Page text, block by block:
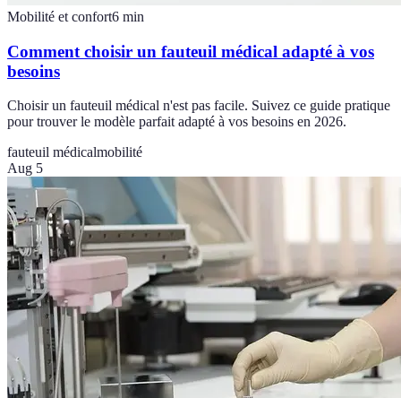
Mobilité et confort6 min
Comment choisir un fauteuil médical adapté à vos
besoins
Choisir un fauteuil médical n'est pas facile. Suivez ce guide pratique
pour trouver le modèle parfait adapté à vos besoins en 2026.
fauteuil médicalmobilité
Aug 5